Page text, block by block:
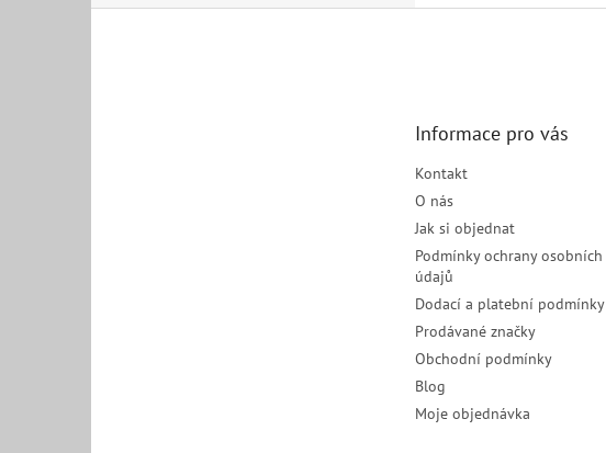
Informace pro vás
Kontakt
O nás
Jak si objednat
Podmínky ochrany osobních
údajů
Dodací a platební podmínky
Prodávané značky
Obchodní podmínky
Blog
Moje objednávka